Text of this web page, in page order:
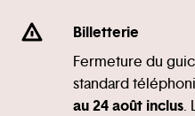
Se rendre au
Contenu principal
Pied de page
Billetterie
Fermeture du
standard
au 24 août inclus.